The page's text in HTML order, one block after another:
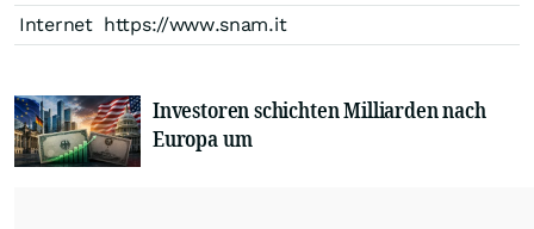
Internet https://www.snam.it
Investoren schichten Milliarden nach
Europa um